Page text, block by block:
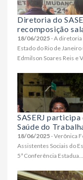
Diretoria do
recomposição
18/06/2025- A diretoria
Estado do Rio de
Edmilson Soares Reis e
SASERJ
Saúde do
18/06/2025- Verônica
Assistentes Sociais do
5ª Conferência Estadua...